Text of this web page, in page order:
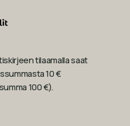
tilaamalla saat
10 €
100 €).